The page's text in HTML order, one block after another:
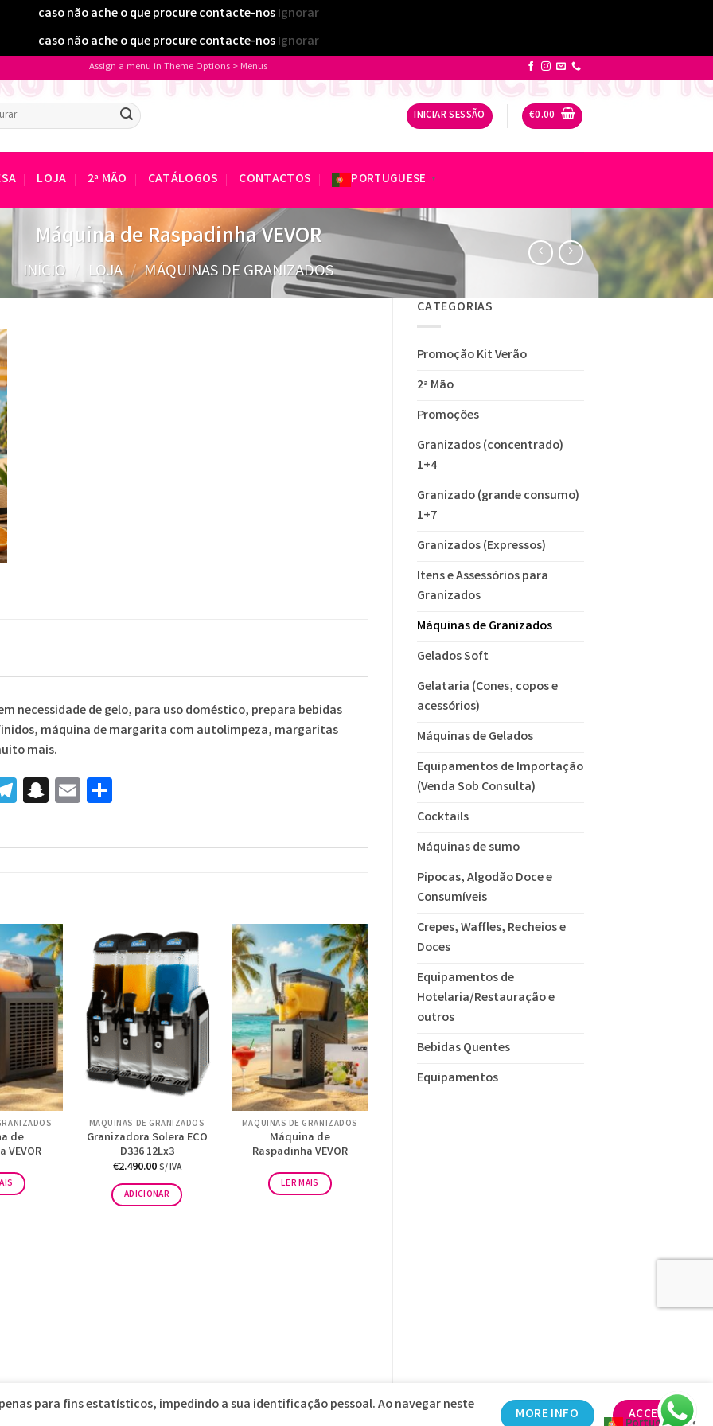
caso não ache o que procure contacte-nosIgnorar
caso não ache o que procure contacte-nosIgnorar
Assign a menu in Theme Options > Menus
INICIAR SESSÃO €0.00
LOJA 2ª MÃO CATÁLOGOS CONTACTOS PORTUGUESE ▼
Máquina de Raspadinha VEVOR
INÍCIO LOJA / MÁQUINAS DE GRANIZADOS
CATEGORIAS
Promoção Kit Verão
2ª Mão
Promoções
Granizados (concentrado)
1+4
Granizado (grande consumo)
1+7
Granizados (Expressos)
Itens e Assessórios para
Granizados
Máquinas de Granizados
Gelados Soft
Gelataria (Cones, copos e
acessórios)
Máquinas de Gelados
Equipamentos de Importação
(Venda Sob Consulta)
Cocktails
Máquinas de sumo
Pipocas, Algodão Doce e
Consumíveis
Crepes, Waffles, Recheios e
Doces
Equipamentos de
Hotelaria/Restauração e
outros
Bebidas Quentes
Equipamentos
necessidade de gelo, para uso doméstico, prepara bebidas
máquina de margarita com autolimpeza, margaritas
mais.
Telegram
Snapchat
Email
de
VEVOR
MÁQUINAS DE GRANIZADOS
Granizadora Solera ECO
D336 12Lx3
€2.490.00S/ IVA
ADICIONAR
MÁQUINAS DE GRANIZADOS
Máquina de
Raspadinha VEVOR
LER MAIS
▼
para fins estatísticos, impedindo a sua identificação pessoal. Ao navegar neste
MORE INFO ACCEPT